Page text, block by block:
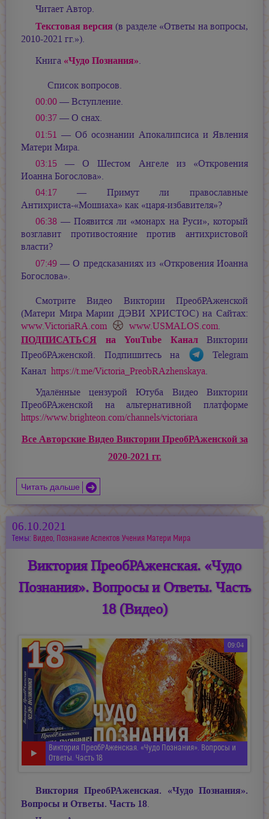
Читает Автор.
Текстовая версия(в разделе «Ответы на вопросы,
2010-2021 гг.»).
Книга «Чудо Познания».
Список вопросов.
00:00— Вступление.
00:37— О снах.
01:51 — Об осознании Апокалипсиса и Явления
Матери Мира.
03:15— О Шестом Ангеле из «Откровения
Иоанна Богослова».
04:17— Примут ли православные
Антихриста-«Мошиаха» как «царя-избавителя»?
06:38— Появится ли «монарх на Руси», который
возглавит противостояние против антихристовой
власти?
07:49— О предсказаниях из «Откровения Иоанна
Богослова».
Смотрите Видео Виктории ПреобРАженской
(Матери МираМарии ДЭВИ ХРИСТОС) на Сайтах:
www.VictoriaRA.com
www.USMALOS.com.
ПОДПИСАТЬСЯ на YouTube КаналВиктории
ПреобРАженской. Подпишитесь на
Telegram
Канал https://t.me/Victoria_PreobRAzhenskaya.
Удалённые цензурой Ютуба Видео Виктории
ПреобРАженской на альтернативной платформе
https://www.brighteon.com/channels/victoriara
Все Авторские Видео Виктории ПреобРАженской за
2020-2021 гг.
Читать дальше
06.10.2021
Темы: Видео, Познание Аспектов Учения Матери Мира
Виктория ПреобРАженская. «Чудо
Познания». Вопросы и Ответы. Часть
18 (Видео)
09:04
Виктория ПреобРАженская. «Чудо Познания». Вопросы и
Ответы. Часть 18
Виктория ПреобРАженская. «Чудо Познания».
Вопросы и Ответы. Часть 18.